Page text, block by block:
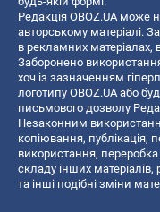
Редакція OBOZ.UA може
авторському матеріалі.
в рекламних матеріалах,
Заборонено
хоч із зазначенням
логотипу OBOZ.UA або
письмового дозволу
Незаконним
копiювання, публiкацiя,
використання,
складу інших
та інші подібні зміни